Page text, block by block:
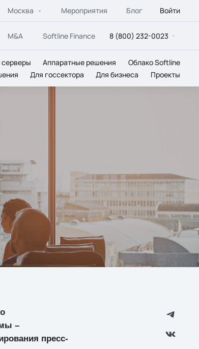
Москва Мероприятия Блог Войти
M&A Softline Finance 8 (800) 232-0023
серверы Аппаратные решения
Облако Softline
Для госсектора Для бизнеса Проекты
–
пресс-